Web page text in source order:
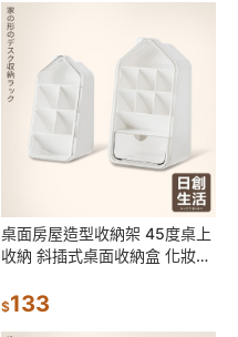
桌面房屋造型收納架 45度桌上
收納 斜插式桌面收納盒 化妝刷
筆筒
$133